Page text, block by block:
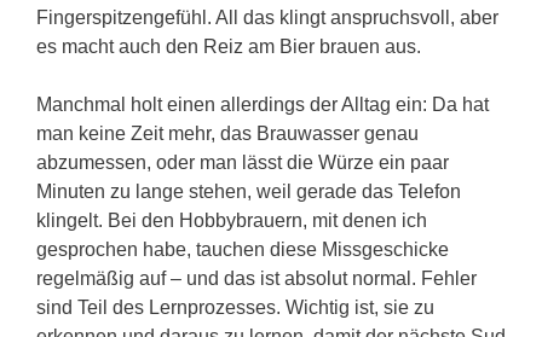
Fingerspitzengefühl. All das klingt anspruchsvoll, aber
es macht auch den Reiz am Bier brauen aus.
Manchmal holt einen allerdings der Alltag ein: Da hat
man keine Zeit mehr, das Brauwasser genau
abzumessen, oder man lässt die Würze ein paar
Minuten zu lange stehen, weil gerade das Telefon
klingelt. Bei den Hobbybrauern, mit denen ich
gesprochen habe, tauchen diese Missgeschicke
regelmäßig auf – und das ist absolut normal. Fehler
sind Teil des Lernprozesses. Wichtig ist, sie zu